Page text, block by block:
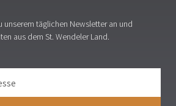
unserem täglichen Newsletter an und
aus dem St. Wendeler Land.